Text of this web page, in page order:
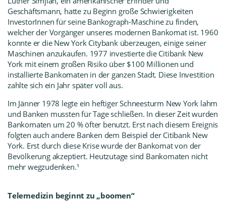
Geschäftsmann, hatte zu Beginn große Schwierigkeiten
InvestorInnen für seine Bankograph-Maschine zu finden,
welcher der Vorgänger unseres modernen Bankomat ist. 1960
konnte er die New York Citybank überzeugen, einige seiner
Maschinen anzukaufen. 1977 investierte die Citibank New
York mit einem großen Risiko über $100 Millionen und
installierte Bankomaten in der ganzen Stadt. Diese Investition
zahlte sich ein Jahr später voll aus.
Im Jänner 1978 legte ein heftiger Schneesturm New York lahm
und Banken mussten für Tage schließen. In dieser Zeit wurden
Bankomaten um 20 % öfter benutzt. Erst nach diesem Ereignis
folgten auch andere Banken dem Beispiel der Citibank New
York. Erst durch diese Krise wurde der Bankomat von der
Bevölkerung akzeptiert. Heutzutage sind Bankomaten nicht
mehr wegzudenken.¹
Telemedizin beginnt zu „boomen“